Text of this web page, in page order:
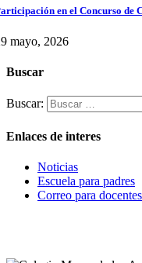
en el Concurso de
mayo, 2026
Buscar
Buscar:
Enlaces de interes
Noticias
Escuela para padres
Correo para docentes